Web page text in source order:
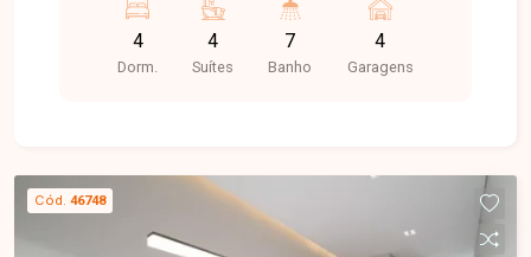
lavabo e 3 salas integradas com piso em
travertino, iluminação planejada e ar-condicionado
linear embutido. No segundo piso, possui 4
a gás e vestiários, piscina com hidromassagem,
aquecimento, iluminação e sauna. Elevador
panorâmico, lindo jardim e garagem para até 4
4
Dorm.
4
Suítes
7
Banho
4
Garagens
Cód. 46748